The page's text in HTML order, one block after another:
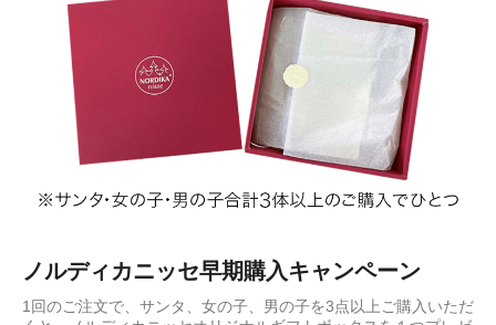
ノルディカニッセ早期購入キャンペーン
1回のご注文で、サンタ、女の子、男の子を3点以上ご購入いただ